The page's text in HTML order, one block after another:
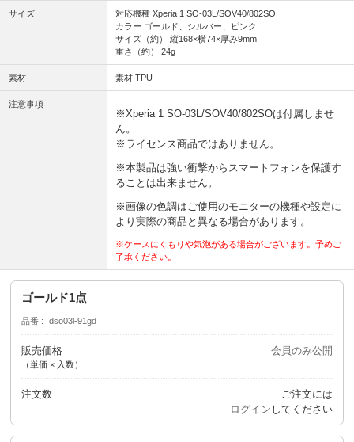
サイズ
対応機種 Xperia 1 SO-03L/SOV40/802SO
カラー ゴールド、シルバー、ピンク
サイズ（約） 縦168×横74×厚み9mm
重さ（約） 24g
素材 素材 TPU
注意事項
※Xperia 1 SO-03L/SOV40/802SOは付属しませ
ん。
※ライセンス商品ではありません。
※本製品は強い衝撃からスマートフォンを保護す
ることは出来ません。
※画像の色調はご使用のモニターの機種や設定に
より実際の商品と異なる場合があります。
※ケースにくもりや気泡がある場合がございます。予めご
了承ください。
ゴールド1点
品番 dso03l-91gd
販売価格
（単価 × 入数）
会員のみ公開
注文数
ご注文には
ログイン してください